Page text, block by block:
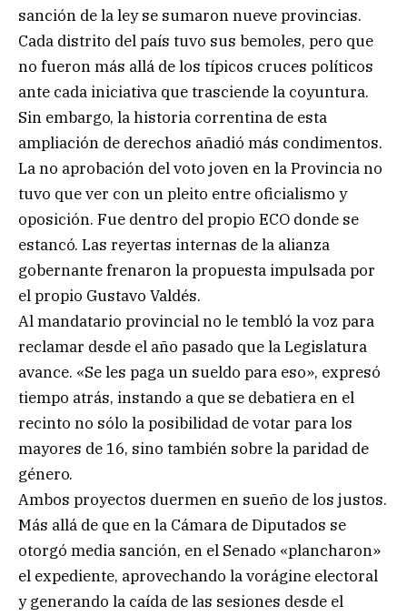
sanción de la ley se sumaron nueve provincias.
Cada distrito del país tuvo sus bemoles, pero que
no fueron más allá de los típicos cruces políticos
ante cada iniciativa que trasciende la coyuntura.
Sin embargo, la historia correntina de esta
ampliación de derechos añadió más condimentos.
La no aprobación del voto joven en la Provincia no
tuvo que ver con un pleito entre oficialismo y
oposición. Fue dentro del propio ECO donde se
estancó. Las reyertas internas de la alianza
gobernante frenaron la propuesta impulsada por
el propio Gustavo Valdés.
Al mandatario provincial no le tembló la voz para
reclamar desde el año pasado que la Legislatura
avance. «Se les paga un sueldo para eso», expresó
tiempo atrás, instando a que se debatiera en el
recinto no sólo la posibilidad de votar para los
mayores de 16, sino también sobre la paridad de
género.
Ambos proyectos duermen en sueño de los justos.
Más allá de que en la Cámara de Diputados se
otorgó media sanción, en el Senado «plancharon»
el expediente, aprovechando la vorágine electoral
y generando la caída de las sesiones desde el